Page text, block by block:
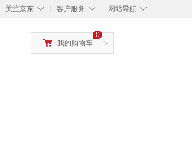
◇
关注京东 ◇
客户服务 ◇
网站导航
>
0
我的购物车